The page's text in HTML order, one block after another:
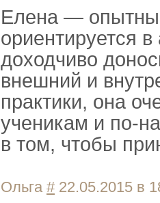
Елена —
ориентируется
доходчиво
внешний и
практики, она
ученикам и по-
в том, чтобы
Ольга # 22.05.2015 в